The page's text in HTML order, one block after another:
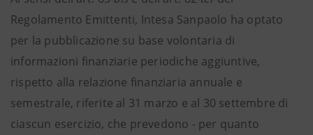
Regolamento Emittenti, Intesa Sanpaolo ha optato
per la pubblicazione su base volontaria di
informazioni finanziarie periodiche aggiuntive,
rispetto alla relazione finanziaria annuale e
semestrale, riferite al 31 marzo e al 30 settembre di
ciascun esercizio, che prevedono - per quanto